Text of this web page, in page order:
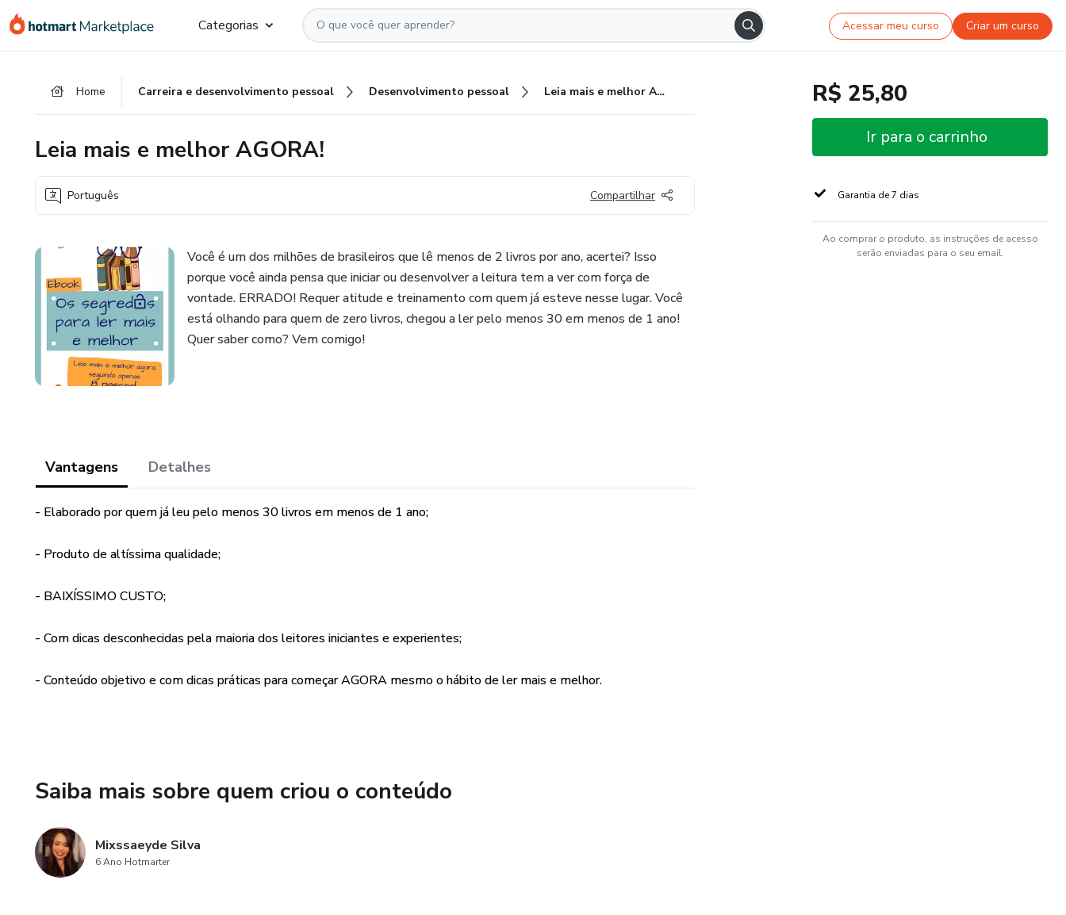
para
para
para
Categorias Acessar meu curso Criar um curso
Home Carreira e desenvolvimento pessoal Desenvolvimento pessoal Leia mais e melhor AGORA!
Leia mais e melhor AGORA!
Português Compartilhar
Você é um dos milhões de brasileiros que lê menos de 2 livros por ano, acertei? Isso
porque você ainda pensa que iniciar ou desenvolver a leitura tem a ver com força de
vontade. ERRADO! Requer atitude e treinamento com quem já esteve nesse lugar. Você
está olhando para quem de zero livros, chegou a ler pelo menos 30 em menos de 1 ano!
Quer saber como? Vem comigo!
Vantagens Detalhes
- Elaborado por quem já leu pelo menos 30 livros em menos de 1 ano;
- Produto de altíssima qualidade;
- BAIXÍSSIMO CUSTO;
- Com dicas desconhecidas pela maioria dos leitores iniciantes e experientes;
- Conteúdo objetivo e com dicas práticas para começar AGORA mesmo o hábito de ler mais e melhor.
Saiba mais sobre quem criou o conteúdo
Mixssaeyde Silva
6 Ano Hotmarter
R$ 25,80
Ir para o carrinho
Garantia de 7 dias
Ao comprar o produto, as instruções de acesso
serão enviadas para o seu email.